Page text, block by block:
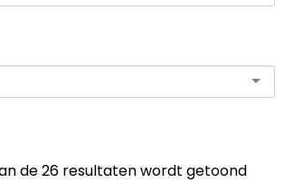
de 26 resultaten wordt getoond